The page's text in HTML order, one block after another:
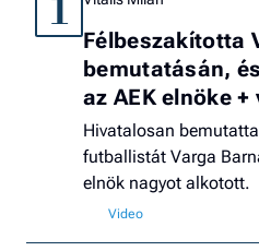
1
Félbeszakította
bemutatásán,
az AEK elnöke +
Hivatalosan
futballistát Varga
elnök nagyot alkotott.